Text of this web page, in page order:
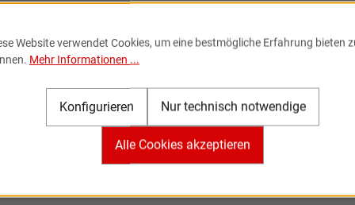
Website verwendet Cookies, um eine bestmögliche Erfahrung bieten
Mehr Informationen ...
Nur technisch notwendige
Konfigurieren
Alle Cookies akzeptieren